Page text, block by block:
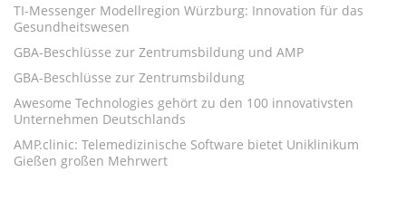
TI-Messenger Modellregion Würzburg: Innovation für das
Gesundheitswesen
GBA-Beschlüsse zur Zentrumsbildung und AMP
GBA-Beschlüsse zur Zentrumsbildung
Awesome Technologies gehört zu den 100 innovativsten
Unternehmen Deutschlands
AMP.clinic: Telemedizinische Software bietet Uniklinikum
Gießen großen Mehrwert